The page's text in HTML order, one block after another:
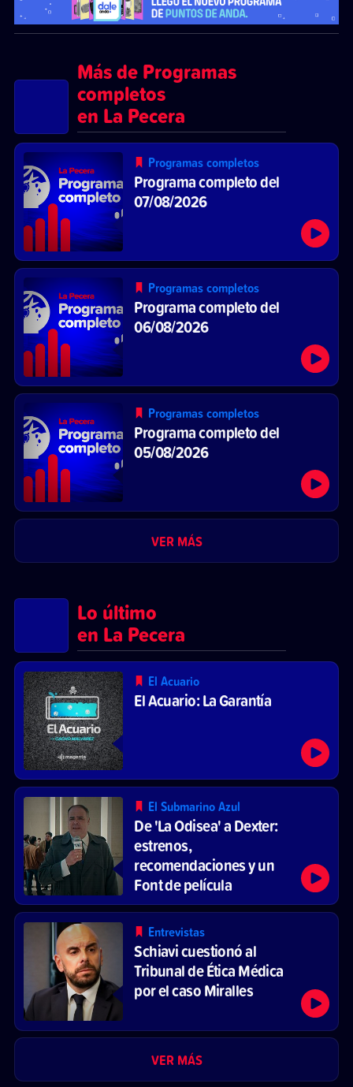
Más de Programas
completos
en La Pecera
Programas completos
Programa completo del
07/08/2026
Programas completos
Programa completo del
06/08/2026
Programas completos
Programa completo del
05/08/2026
VER MÁS
Lo último
en La Pecera
El Acuario
El Acuario: La Garantía
El Submarino Azul
De 'La Odisea' a Dexter:
estrenos,
recomendaciones y un
Font de película
Entrevistas
Schiavi cuestionó al
Tribunal de Ética Médica
por el caso Miralles
VER MÁS